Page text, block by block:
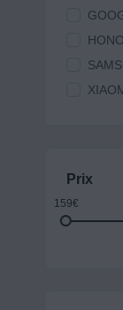
Prix
159€